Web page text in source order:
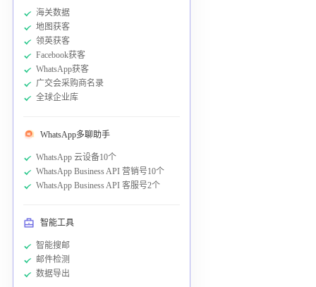
海关数据
地图获客
领英获客
Facebook获客
WhatsApp获客
广交会采购商名录
全球企业库
WhatsApp多聊助手
WhatsApp 云设备10个
WhatsApp Business API 营销号10个
WhatsApp Business API 客服号2个
智能工具
智能搜邮
邮件检测
数据导出